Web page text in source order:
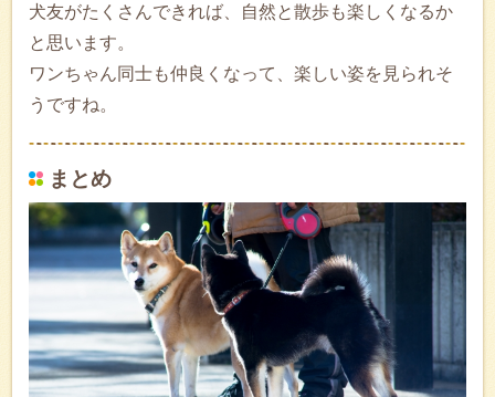
犬友がたくさんできれば、自然と散歩も楽しくなるか
と思います。
ワンちゃん同士も仲良くなって、楽しい姿を見られそ
うですね。
まとめ